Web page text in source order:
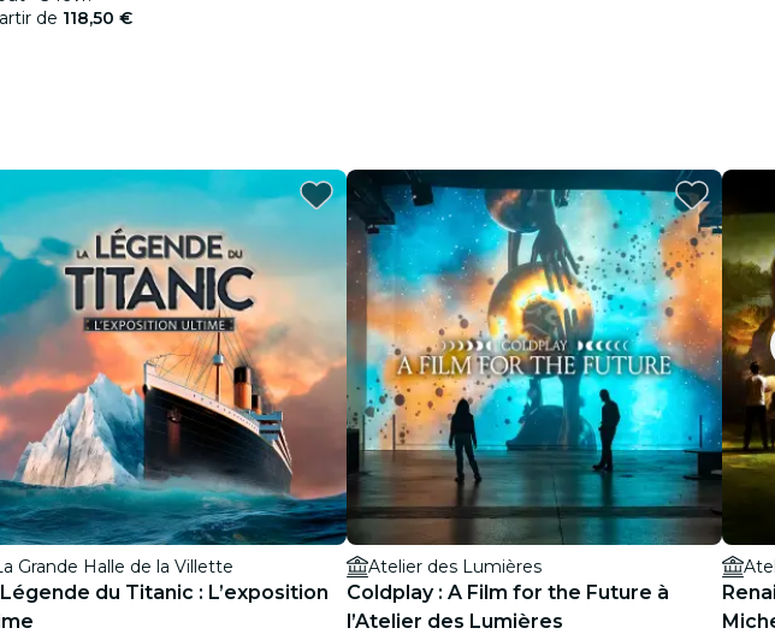
de 118,50 €
Grande Halle de la Villette
du Titanic : L’exposition
Atelier des Lumières
Coldplay : A Film for the Future à
l’Atelier des Lumières